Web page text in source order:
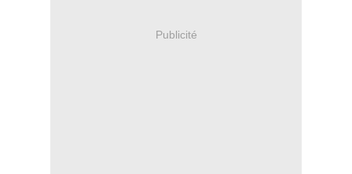
Publicité